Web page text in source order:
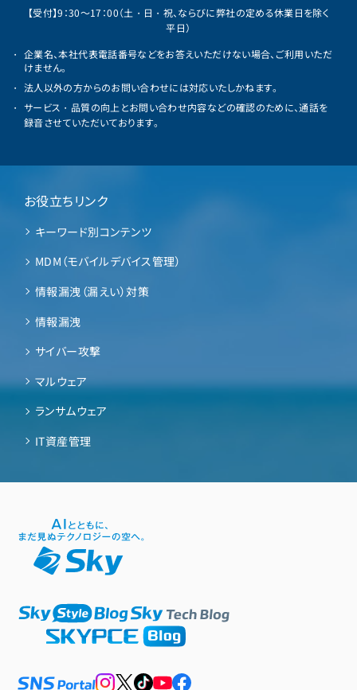
【受付】9：30～17：00（土・日・祝、ならびに弊社の定める休業日を除く
平日）
企業名、本社代表電話番号などをお答えいただけない場合、ご利用いただ
けません。
法人以外の方からのお問い合わせには対応いたしかねます。
サービス・品質の向上とお問い合わせ内容などの確認のために、通話を
録音させていただいております。
お役立ちリンク
キーワード別コンテンツ
MDM（モバイルデバイス管理）
情報漏洩（漏えい）対策
情報漏洩
サイバー攻撃
マルウェア
ランサムウェア
IT資産管理